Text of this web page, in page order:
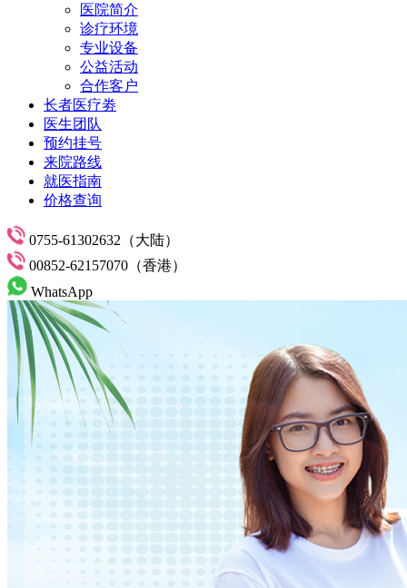
医院简介
诊疗环境
专业设备
公益活动
合作客户
长者医疗劵
医生团队
预约挂号
来院路线
就医指南
价格查询
0755-61302632（大陆）
00852-62157070（香港）
WhatsApp